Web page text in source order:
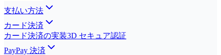
支払い方法
カード決済
カード決済の実装3D セキュア認証
PayPay 決済